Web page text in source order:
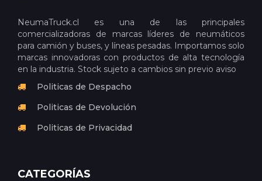
NeumaTruck.cl es una de las principales
comercializadoras de marcas líderes de neumáticos
para camión y buses, y líneas pesadas. Importamos solo
marcas innovadoras con productos de alta tecnología
en la industria. Stock sujeto a cambios sin previo aviso
Politicas de Despacho
Politicas de Devolución
Politicas de Privacidad
CATEGORÍAS